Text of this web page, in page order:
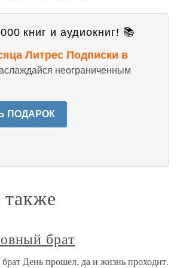
книг и аудиокниг! 📚
Литрес Подписки в
неограниченным
ПОДАРОК
брат
День прошел, да и жизнь проходит.